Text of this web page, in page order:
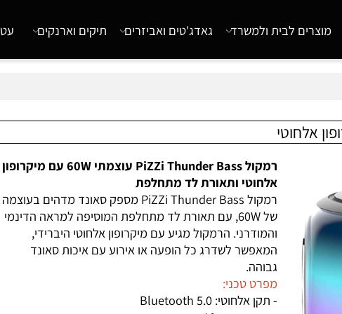
לבית ולמשרד גאדג'טים ואביזרים תיקים וארנקים עטים
רמקול PiZZi Thunder Bass עוצמתי 60W עם מיקרופון
אלחוטי ותאורת לד מתחלפת
רמקול PiZZi Thunder Bass מספק סאונד מדהים בעוצמה
של 60W, עם תאורת לד מתחלפת המוסיפה למראה הדינמי
והמודרני. הרמקול מגיע עם מיקרופון אלחוטי היברידי,
המאפשר לשדרג כל הופעה או אירוע עם איכות סאונד
גבוהה.
מפרט טכני: